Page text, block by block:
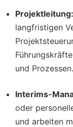
Projektleitung:
langfristigen
und Prozessen.
Interims-
oder
und arbeiten